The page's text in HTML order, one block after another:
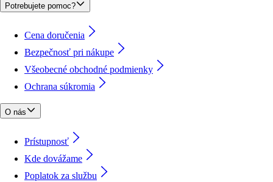
Potrebujete pomoc?
Cena doručenia
Bezpečnosť pri nákupe
Všeobecné obchodné podmienky
Ochrana súkromia
O nás
Prístupnosť
Kde dovážame
Poplatok za službu